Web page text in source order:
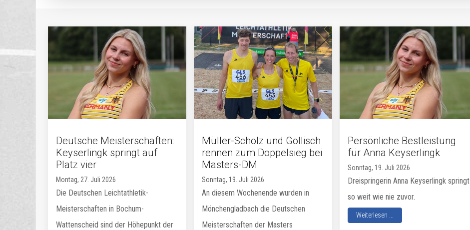
Deutsche Meisterschaften:
Keyserlingk springt auf
Platz vier
Montag, 27. Juli 2026
Die Deutschen Leichtathletik-
Meisterschaften in Bochum-
Wattenscheid sind der Höhepunkt der
Müller-Scholz und Gollisch
rennen zum Doppelsieg bei
Masters-DM
Sonntag, 19. Juli 2026
An diesem Wochenende wurden in
Mönchengladbach die Deutschen
Meisterschaften der Masters
Persönliche Bestleistung
für Anna Keyserlingk
Sonntag, 19. Juli 2026
Dreispringerin Anna Keyserlingk springt
so weit wie nie zuvor.
Weiterlesen ...